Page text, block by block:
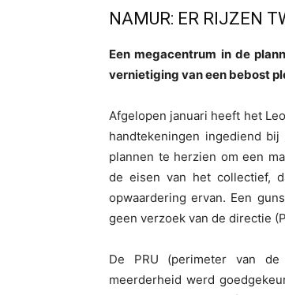
NAMUR: ER RIJZEN
Een megacentrum in de
vernietiging van een bebost
Afgelopen januari heeft het
handtekeningen ingediend
plannen te herzien om een
de eisen van het collectief,
opwaardering ervan. Een
geen verzoek van de directie
De PRU (perimeter van
meerderheid werd